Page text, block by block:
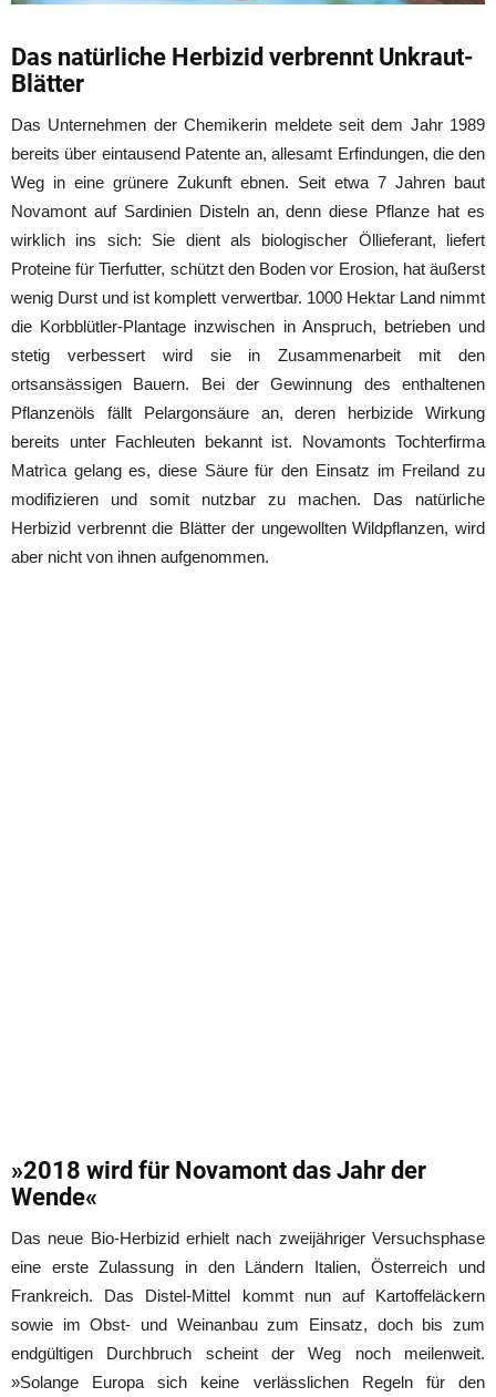
Das natürliche Herbizid verbrennt Unkraut-
Blätter
Das Unternehmen der Chemikerin meldete seit dem Jahr 1989
bereits über eintausend Patente an, allesamt Erfindungen, die den
Weg in eine grünere Zukunft ebnen. Seit etwa 7 Jahren baut
Novamont auf Sardinien Disteln an, denn diese Pflanze hat es
wirklich ins sich: Sie dient als biologischer Öllieferant, liefert
Proteine für Tierfutter, schützt den Boden vor Erosion, hat äußerst
wenig Durst und ist komplett verwertbar. 1000 Hektar Land nimmt
die Korbblütler-Plantage inzwischen in Anspruch, betrieben und
stetig verbessert wird sie in Zusammenarbeit mit den
ortsansässigen Bauern. Bei der Gewinnung des enthaltenen
Pflanzenöls fällt Pelargonsäure an, deren herbizide Wirkung
bereits unter Fachleuten bekannt ist. Novamonts Tochterfirma
Matrìca gelang es, diese Säure für den Einsatz im Freiland zu
modifizieren und somit nutzbar zu machen. Das natürliche
Herbizid verbrennt die Blätter der ungewollten Wildpflanzen, wird
aber nicht von ihnen aufgenommen.
»2018 wird für Novamont das Jahr der
Wende«
Das neue Bio-Herbizid erhielt nach zweijähriger Versuchsphase
eine erste Zulassung in den Ländern Italien, Österreich und
Frankreich. Das Distel-Mittel kommt nun auf Kartoffeläckern
sowie im Obst- und Weinanbau zum Einsatz, doch bis zum
endgültigen Durchbruch scheint der Weg noch meilenweit.
»Solange Europa sich keine verlässlichen Regeln für den